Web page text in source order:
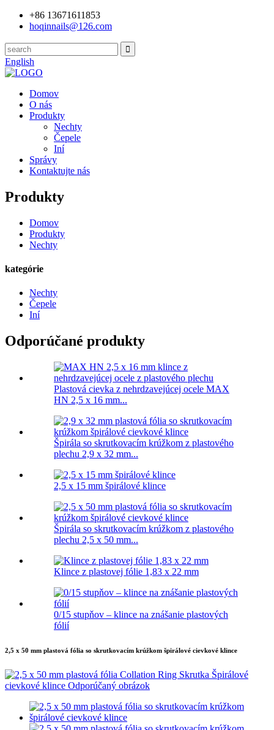
+86 13671611853
hoqinnails@126.com
English
Domov
O nás
Produkty
Nechty
Čepele
Iní
Správy
Kontaktujte nás
Produkty
Domov
Produkty
Nechty
kategórie
Nechty
Čepele
Iní
Odporúčané produkty
Plastová cievka z nehrdzavejúcej ocele MAX
HN 2,5 x 16 mm...
Špirála so skrutkovacím krúžkom z plastového
plechu 2,9 x 32 mm...
2,5 x 15 mm špirálové klince
Špirála so skrutkovacím krúžkom z plastového
plechu 2,5 x 50 mm...
Klince z plastovej fólie 1,83 x 22 mm
0/15 stupňov – klince na znášanie plastových
fólií
2,5 x 50 mm plastová fólia so skrutkovacím krúžkom špirálové cievkové klince